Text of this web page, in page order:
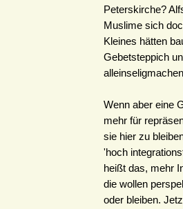
Peterskirche?
Muslime sich
Kleines hätten
Gebetsteppich
Wenn aber eine
mehr für
sie hier zu
'hoch
heißt das, mehr
die wollen
oder bleiben.